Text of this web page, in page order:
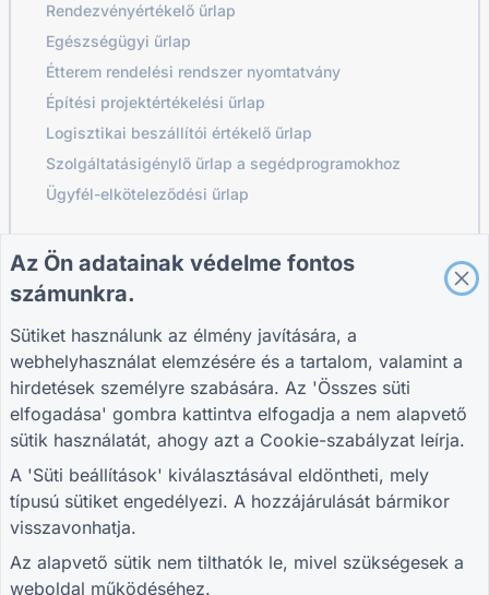
Rendezvényértékelő űrlap
Egészségügyi űrlap
Étterem rendelési rendszer nyomtatvány
Építési projektértékelési űrlap
Logisztikai beszállítói értékelő űrlap
Szolgáltatásigénylő űrlap a segédprogramokhoz
Ügyfél-elköteleződési űrlap
CSATLAKOZZ A KÖZÖSSÉGHEZ
ÚTMUTATÓK
Blog
TIGER FORM
Útmutató
Vegye fel velünk a
kapcsolatot
Adatvédelmi
szabályzat
Süti beállítások
© 2026 QR Form Generator. All rights reserved.
Az Ön adatainak védelme fontos
számunkra.
Sütiket használunk az élmény javítására, a
webhelyhasználat elemzésére és a tartalom, valamint a
hirdetések személyre szabására. Az 'Összes süti
elfogadása' gombra kattintva elfogadja a nem alapvető
sütik használatát, ahogy azt a Cookie-szabályzat leírja.
A 'Süti beállítások' kiválasztásával eldöntheti, mely
típusú sütiket engedélyezi. A hozzájárulását bármikor
visszavonhatja.
Az alapvető sütik nem tilthatók le, mivel szükségesek a
weboldal működéséhez.